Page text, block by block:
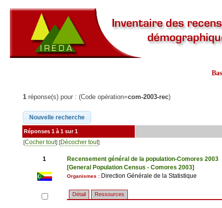
1 réponse(s) pour : (Code opération=com-2003-rec)
Réponses 1 à 1 sur 1
[Cocher tout] [Décocher tout]
1
Recensement général de la population-Comores 2003
[General Population Census - Comores 2003]
Organismes : Direction Générale de la Statistique
Détail Ressources